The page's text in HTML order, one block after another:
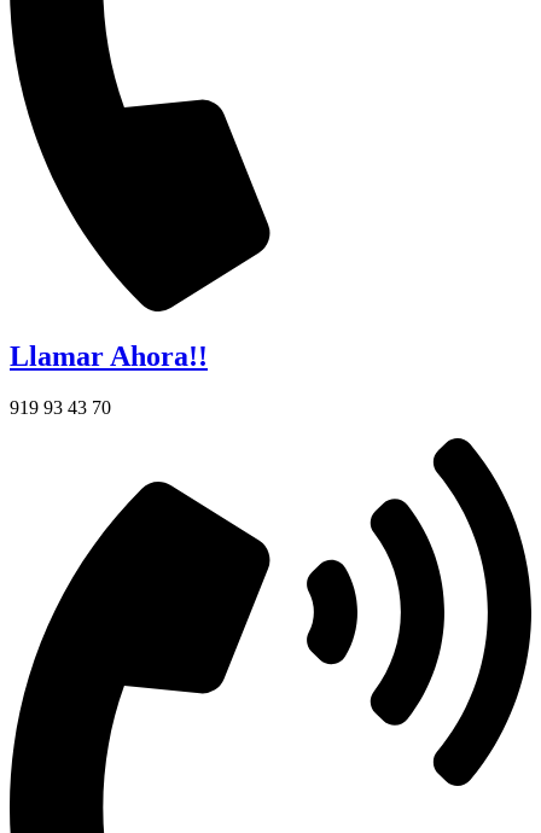
Llamar Ahora!!
919 93 43 70